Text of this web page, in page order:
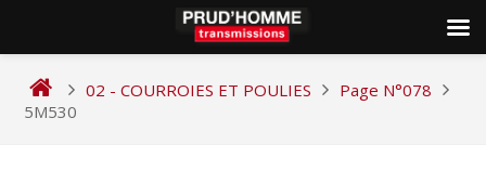
content
02 - COURROIES ET POULIES
Page N°078
5M530